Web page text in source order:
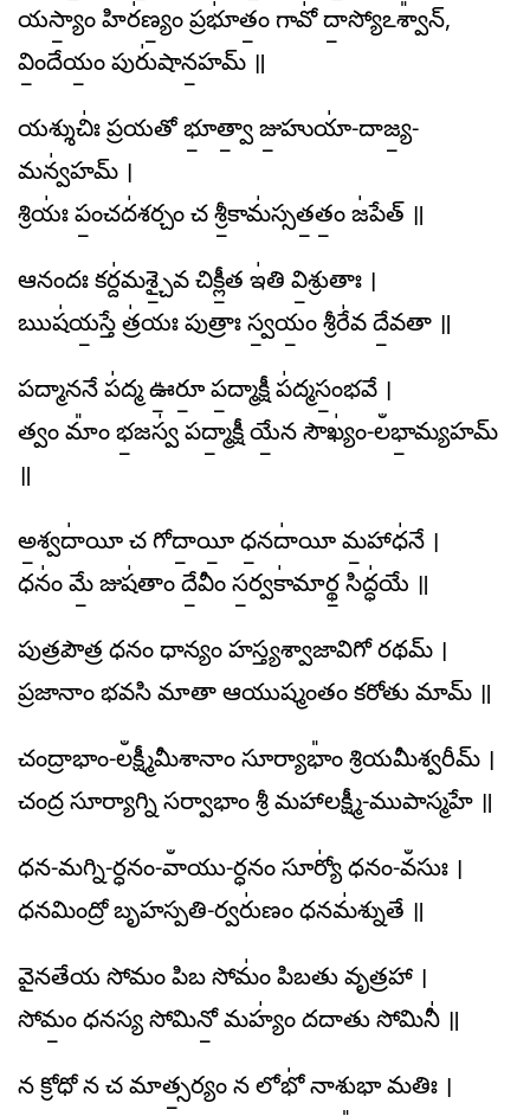
యస్యాం॒ హిర॑ణ్యం॒ ప్రభూ॑తం॒ గావో॑ దా॒స్యోఽశ్వా᳚న్,
విం॒దేయం॒ పురు॑షాన॒హమ్ ॥
యశ్శుచిః॑ ప్రయతో భూ॒త్వా॒ జు॒హుయా॑-దాజ్య॒-
మన్వ॑హమ్ ।
శ్రియః॑ పం॒చద॑శర్చం చ శ్రీ॒కామ॑స్సత॒తం॒ జ॑పేత్ ॥
ఆనందః కర్ద॑మశ్చై॒వ చిక్లీ॒త ఇ॑తి వి॒శ్రుతాః ।
ఋష॑య॒స్తే త్ర॑యః పుత్రాః స్వ॒యం॒ శ్రీరే॑వ దే॒వతా ॥
పద్మాననే ప॑ద్మ ఊ॒రూ॒ ప॒ద్మాక్షీ ప॑ద్మసం॒భవే ।
త్వం మాం᳚ భ॒జస్వ॑ పద్మా॒క్షీ యే॒న సౌఖ్యం॑-లఀభా॒మ్యహమ్
॥
అ॒శ్వదా॑యీ చ గోదా॒యీ॒ ధ॒నదా॑యీ మ॒హాధ॑నే ।
ధనం॑ మే॒ జుష॑తాం దే॒వీం స॒ర్వకా॑మార్థ॒ సిద్ధ॑యే ॥
పుత్రపౌత్ర ధనం ధాన్యం హస్త్యశ్వాజావిగో రథమ్ ।
ప్రజానాం భవసి మాతా ఆయుష్మంతం కరోతు మామ్ ॥
చంద్రాభాం-లఀక్ష్మీమీశానాం సూర్యాభాం᳚ శ్రియమీశ్వరీమ్ ।
చంద్ర సూర్యాగ్ని సర్వాభాం శ్రీ మహాలక్ష్మీ-ముపాస్మహే ॥
ధన-మగ్ని-ర్ధనం-వాఀయు-ర్ధనం సూర్యో॑ ధనం-వఀసుః ।
ధనమింద్రో బృహస్పతి-ర్వరు॑ణం ధనమ॑శ్నుతే ॥
వైనతేయ సోమం పిబ సోమం॑ పిబతు వృత్రహా ।
సోమం॒ ధనస్య సోమినో॒ మహ్యం॑ దదాతు సోమినీ॑ ॥
న క్రోధో న చ మాత్స॒ర్యం న లోభో॑ నాశుభా మతిః ।